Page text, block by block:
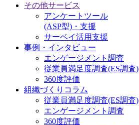
その他サービス
アンケートツール
(ASP型)・支援
サーベイ活用支援
事例・インタビュー
エンゲージメント調査
従業員満足度調査(ES調査)
360度評価
組織づくりコラム
従業員満足度調査(ES調査)
エンゲージメント調査
360度評価